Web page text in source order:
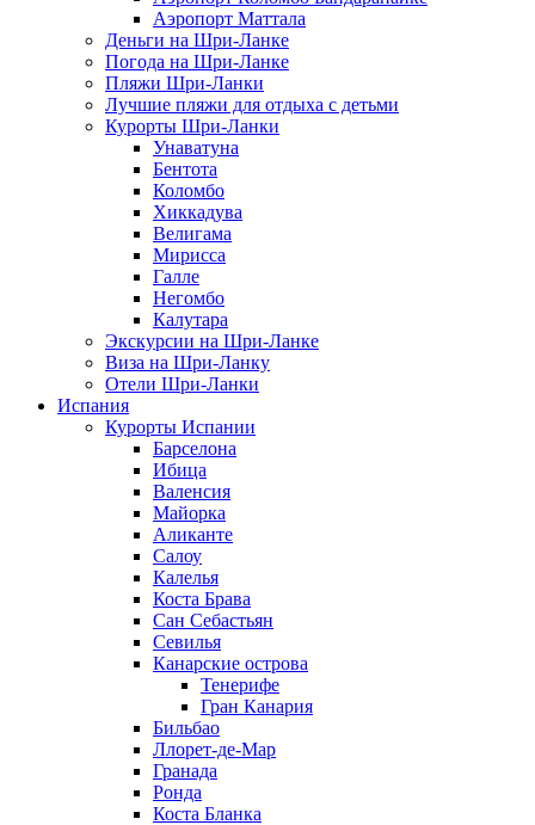
Аэропорт Маттала
Деньги на Шри-Ланке
Погода на Шри-Ланке
Пляжи Шри-Ланки
Лучшие пляжи для отдыха с детьми
Курорты Шри-Ланки
Унаватуна
Бентота
Коломбо
Хиккадува
Велигама
Мирисса
Галле
Негомбо
Калутара
Экскурсии на Шри-Ланке
Виза на Шри-Ланку
Отели Шри-Ланки
Испания
Курорты Испании
Барселона
Ибица
Валенсия
Майорка
Аликанте
Салоу
Калелья
Коста Брава
Сан Себастьян
Севилья
Канарские острова
Тенерифе
Гран Канария
Бильбао
Ллорет-де-Мар
Гранада
Ронда
Коста Бланка